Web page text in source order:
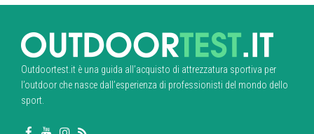
Outdoortest.it è una guida all’acquisto di attrezzatura sportiva per
l’outdoor che nasce dall’esperienza di professionisti del mondo dello
sport.